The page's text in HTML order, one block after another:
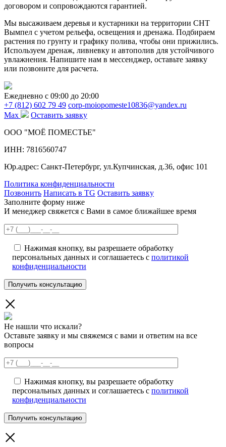
договором и сопровождаются гарантией.
Мы высаживаем деревья и кустарники на территории СНТ
Вымпел с учетом рельефа, освещения и дренажа. Подбираем
растения по грунту и графику полива, чтобы они прижились.
Используем дренаж, ливневку и автополив для устойчивого
увлажнения. Напишите нам в мессенджер, оставьте заявку
или позвоните для расчета.
Ежедневно c 09:00 до 20:00
+7 (812) 602 79 49 corp-moiopomeste10836@yandex.ru
Max
Оставить заявку
ООО "МОЁ ПОМЕСТЬЕ"
ИНН: 7816560747
Юр.адрес: Санкт-Петербург, ул.Купчинская, д.36, офис 101
Политика конфиденциальности
Позвонить Написать в TG Оставить заявку
Заполните форму ниже
И менеджер свяжется с Вами в самое ближайшее время
Нажимая кнопку, вы разрешаете обработку
персональных данных и соглашаетесь с политикой
конфиденциальности
Не нашли что искали?
Оставьте заявку и мы свяжемся с вами и ответим на все
вопросы
Нажимая кнопку, вы разрешаете обработку
персональных данных и соглашаетесь с политикой
конфиденциальности